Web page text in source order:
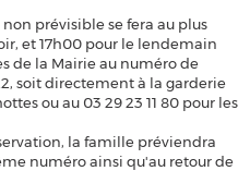
prévisible se fera au plus
et 17h00 pour le lendemain
de la Mairie au numéro de
soit directement à la garderie
ou au 03 29 23 11 80 pour les
la famille préviendra
numéro ainsi qu'au retour de